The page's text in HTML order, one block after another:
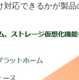
応できるかが製品